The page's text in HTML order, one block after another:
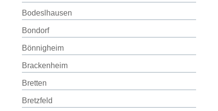
Bodeslhausen
Bondorf
Bönnigheim
Brackenheim
Bretten
Bretzfeld